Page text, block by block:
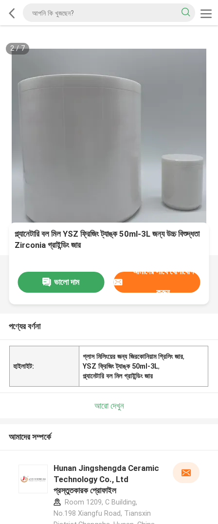
2/7
প্ল্যানেটারি বল মিল YSZ ফ্রিজিং ট্যাঙ্ক 50ml-3L জন্য উচ্চ বিশুদ্ধতা
Zirconia গ্রাইন্ডিং জার
ভালো দাম
আমাদের সাথে যোগাযোগ
করুন
পণ্যের বর্ণনা
হাইলাইট:
গ্লাস মিলিংয়ের জন্য জিরকোনিয়াম গ্রিলিং জার,
YSZ ফ্রিজিং ট্যাঙ্ক 50ml-3L,
প্ল্যানেটারি বল মিল গ্রাইন্ডিং জার
আরো দেখুন
আমাদের সম্পর্কে
Hunan Jingshengda Ceramic
Technology Co., Ltd
প্রস্তুতকারক প্রোফাইল
Room 1209, C Building,
No.198 Xiangfu Road, Tiansxin